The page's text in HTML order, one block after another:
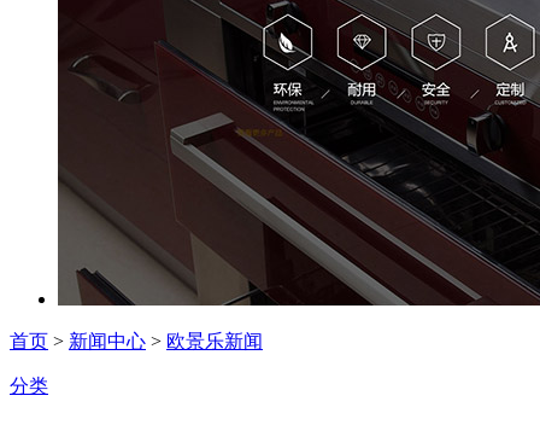
首页 > 新闻中心 > 欧景乐新闻
分类